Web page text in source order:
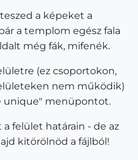
a képeket a
a templom egész fala
még fák, mifenék.
(ez csoportokon,
nem működik)
unique" menüpontot.
felület határain - de az
kitörölnöd a fájlból!